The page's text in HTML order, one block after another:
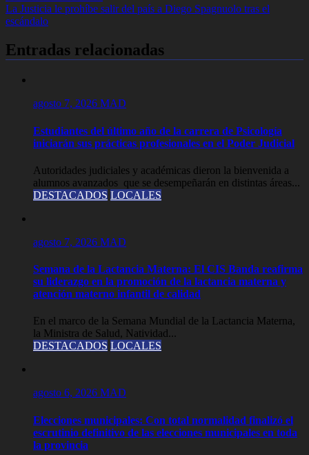
de
entradas
La Justicia le prohíbe salir del país a Diego Spagnuolo tras el
escándalo
Entradas relacionadas
agosto 7, 2026 MAD
Estudiantes del último año de la carrera de Psicología
iniciarán sus prácticas profesionales en el Poder Judicial
Autoridades judiciales y académicas dieron la bienvenida a
alumnos avanzados que se desempeñarán en distintas áreas...
DESTACADOS LOCALES
agosto 7, 2026 MAD
Semana de la Lactancia Materna: El CIS Banda reafirma
su liderazgo en la promoción de la lactancia materna y
atención materno infantil de calidad
En el marco de la Semana Mundial de la Lactancia Materna,
la Ministra de Salud, Natividad...
DESTACADOS LOCALES
agosto 6, 2026 MAD
Elecciones municipales: Con total normalidad finalizó el
escrutinio definitivo de las elecciones municipales en toda
la provincia